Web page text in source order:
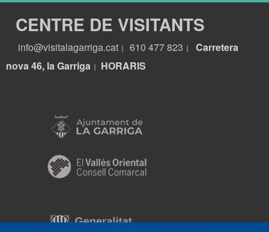
CENTRE DE VISITANTS
info@visitalagarriga.cat 610 477 823
Carretera
nova 46, la Garriga
HORARIS